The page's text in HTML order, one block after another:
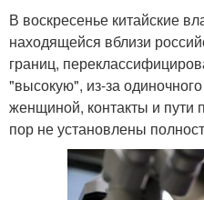
В воскресенье китайские
находящейся вблизи
границ,
"высокую", из-за
женщиной, контакты и пути
пор не установлены